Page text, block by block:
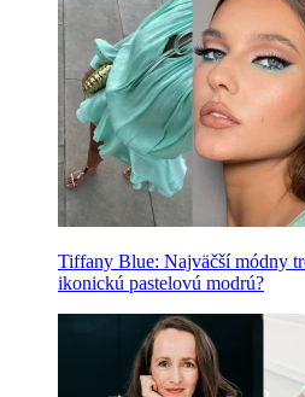
Tiffany Blue: Najväčší módny
ikonickú pastelovú modrú?